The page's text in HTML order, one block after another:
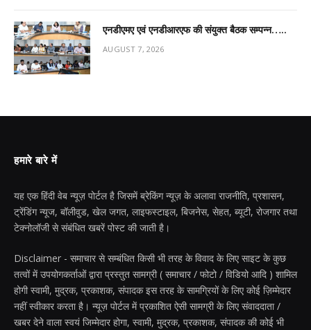
एनडीएमए एवं एनडीआरएफ की संयुक्त बैठक सम्पन्न…..
AUGUST 7, 2026
हमारे बारे में
यह एक हिंदी वेब न्यूज़ पोर्टल है जिसमें ब्रेकिंग न्यूज़ के अलावा राजनीति, प्रशासन,
ट्रेंडिंग न्यूज, बॉलीवुड, खेल जगत, लाइफस्टाइल, बिजनेस, सेहत, ब्यूटी, रोजगार तथा
टेक्नोलॉजी से संबंधित खबरें पोस्ट की जाती है।
Disclaimer - समाचार से सम्बंधित किसी भी तरह के विवाद के लिए साइट के कुछ
तत्वों में उपयोगकर्ताओं द्वारा प्रस्तुत सामग्री ( समाचार / फोटो / विडियो आदि ) शामिल
होगी स्वामी, मुद्रक, प्रकाशक, संपादक इस तरह के सामग्रियों के लिए कोई ज़िम्मेदार
नहीं स्वीकार करता है। न्यूज़ पोर्टल में प्रकाशित ऐसी सामग्री के लिए संवाददाता /
खबर देने वाला स्वयं जिम्मेदार होगा, स्वामी, मुद्रक, प्रकाशक, संपादक की कोई भी